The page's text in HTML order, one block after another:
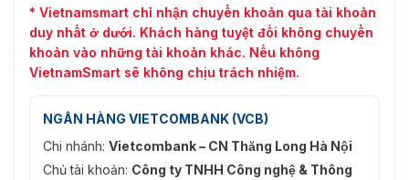
* Vietnamsmart chỉ nhận chuyển khoản qua tài khoản
duy nhất ở dưới. Khách hàng tuyệt đối không chuyển
khoản vào những tài khoản khác. Nếu không
VietnamSmart sẽ không chịu trách nhiệm.
NGÂN HÀNG VIETCOMBANK (VCB)
Chi nhánh: Vietcombank – CN Thăng Long Hà Nội
Chủ tài khoản: Công ty TNHH Công nghệ & Thông